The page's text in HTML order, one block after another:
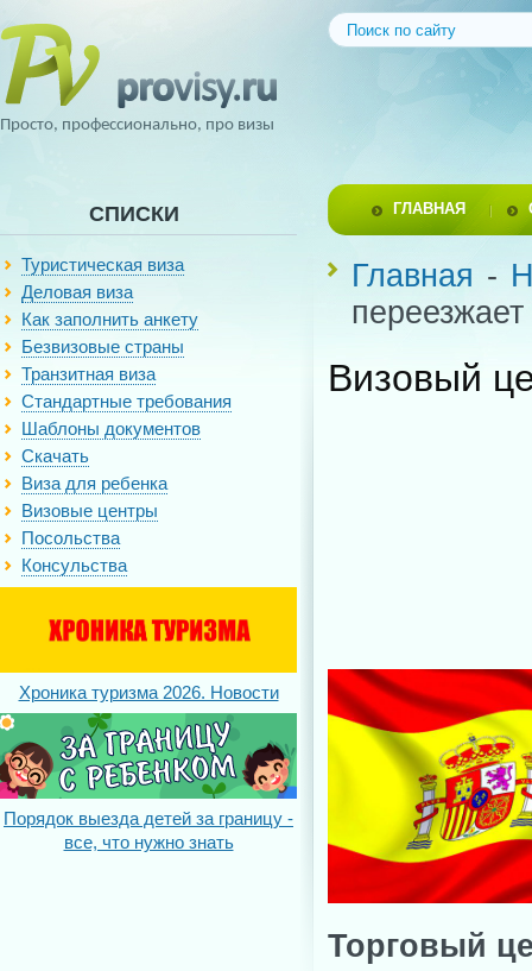
Просто, профессионально, про визы
СПИСКИ
Туристическая виза
Деловая виза
Как заполнить анкету
Безвизовые страны
Транзитная виза
Стандартные требования
Шаблоны документов
Скачать
Виза для ребенка
Визовые центры
Посольства
Консульства
Хроника туризма 2026. Новости
Порядок выезда детей за границу -
все, что нужно знать
ГЛАВНАЯ
Главная -
переезжает
Визовый
Торговый